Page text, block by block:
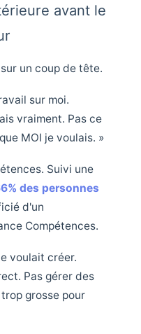
avant le
un coup de tête.
sur moi.
vraiment. Pas ce
MOI je voulais. »
Suivi une
des personnes
d'un
Compétences.
voulait créer.
Pas gérer des
grosse pour